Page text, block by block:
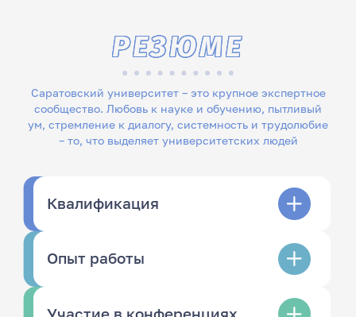
Саратовский университет – это крупное экспертное
сообщество. Любовь к науке и обучению, пытливый
ум, стремление к диалогу, системность и трудолюбие
– то, что выделяет университетских людей
РЕЗЮМЕ
Квалификация
Опыт работы